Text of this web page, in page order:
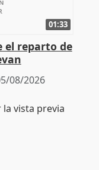
01:33
el reparto de
central
08/2026